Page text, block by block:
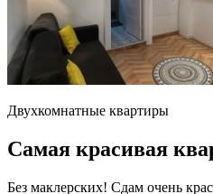
Двухкомнатные квартиры
Самая красивая
Без маклерских! Сдам очень